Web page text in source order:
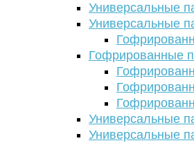
Универсальные
Универсальные
Гофрированные
Универсальные
Универсальные